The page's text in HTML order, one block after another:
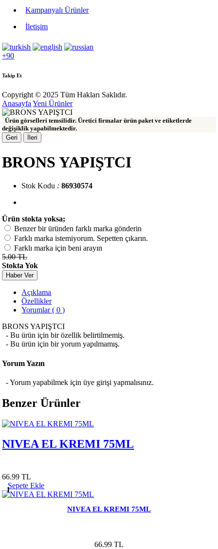
Kampanyalı Ürünler
İletişim
+90
Takip Et
Copyright © 2025 Tüm Hakları Saklıdır.
Anasayfa Yeni Ürünler
Ürün görselleri temsilidir. Üretici firmalar ürün paket ve etiketlerde
değişiklik yapabilmektedir.
Geri
İleri
BRONS YAPIŞTCI
Stok Kodu : 86930574
Ürün stokta yoksa;
Benzer bir üründen farklı marka gönderin
Farklı marka istemiyorum. Sepetten çıkarın.
Farklı marka için beni arayın
5.00 TL
Stokta Yok
Haber Ver
Açıklama
Özellikler
Yorumlar ( 0 )
BRONS YAPIŞTCI
- Bu ürün için bir özellik belirtilmemiş.
- Bu ürün için bir yorum yapılmamış.
Yorum Yazın
- Yorum yapabilmek için üye girişi yapmalısınız.
Benzer Ürünler
NIVEA EL KREMI 75ML
66.99 TL
1
Sepete Ekle
NIVEA EL KREMI 75ML
66.99 TL